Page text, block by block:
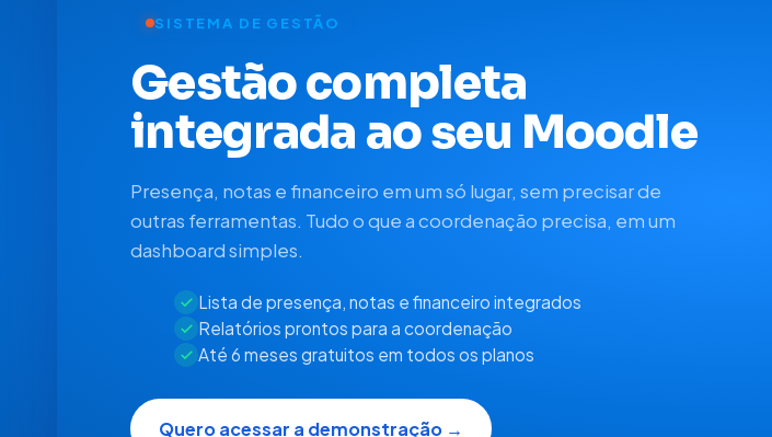
SISTEMA DE GESTÃO
Gestão completa
integrada ao seu Moodle
Presença, notas e financeiro em um só lugar, sem precisar de
outras ferramentas. Tudo o que a coordenação precisa, em um
dashboard simples.
Lista de presença, notas e financeiro integrados
Relatórios prontos para a coordenação
Até 6 meses gratuitos em todos os planos
Quero acessar a demonstração →